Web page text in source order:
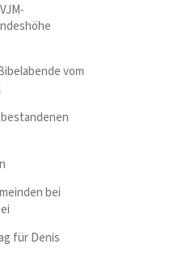
vom
bei
für Denis